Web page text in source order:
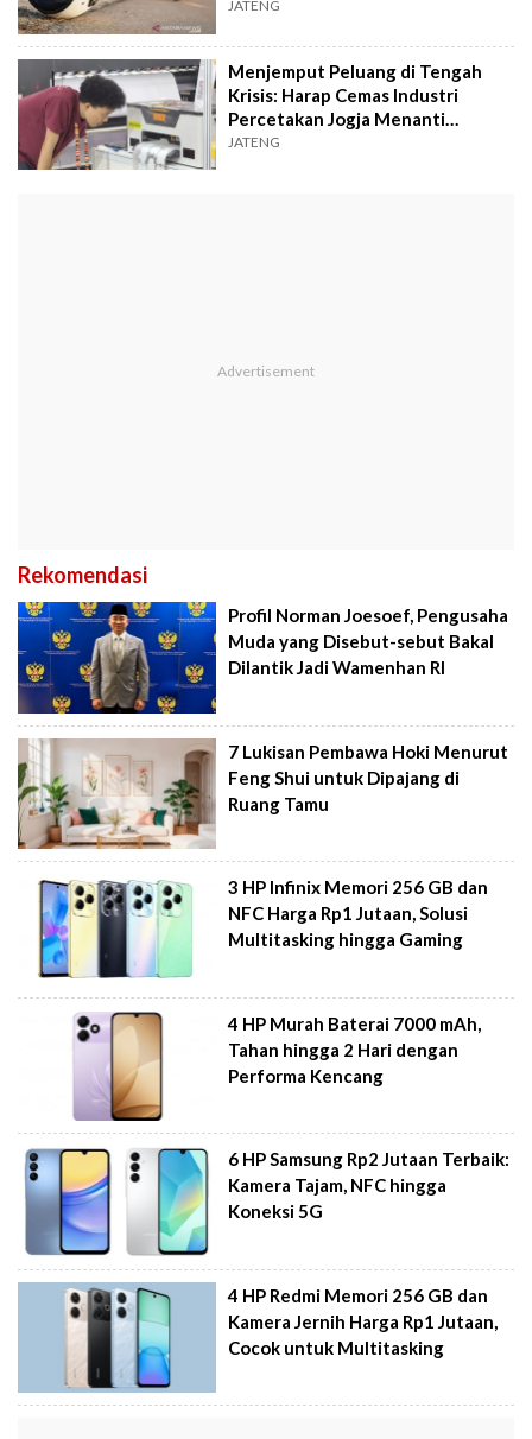
JATENG
Menjemput Peluang di Tengah
Krisis: Harap Cemas Industri
Percetakan Jogja Menanti
Kebangkitan
JATENG
Rekomendasi
Profil Norman Joesoef, Pengusaha
Muda yang Disebut-sebut Bakal
Dilantik Jadi Wamenhan RI
7 Lukisan Pembawa Hoki Menurut
Feng Shui untuk Dipajang di
Ruang Tamu
3 HP Infinix Memori 256 GB dan
NFC Harga Rp1 Jutaan, Solusi
Multitasking hingga Gaming
4 HP Murah Baterai 7000 mAh,
Tahan hingga 2 Hari dengan
Performa Kencang
6 HP Samsung Rp2 Jutaan Terbaik:
Kamera Tajam, NFC hingga
Koneksi 5G
4 HP Redmi Memori 256 GB dan
Kamera Jernih Harga Rp1 Jutaan,
Cocok untuk Multitasking